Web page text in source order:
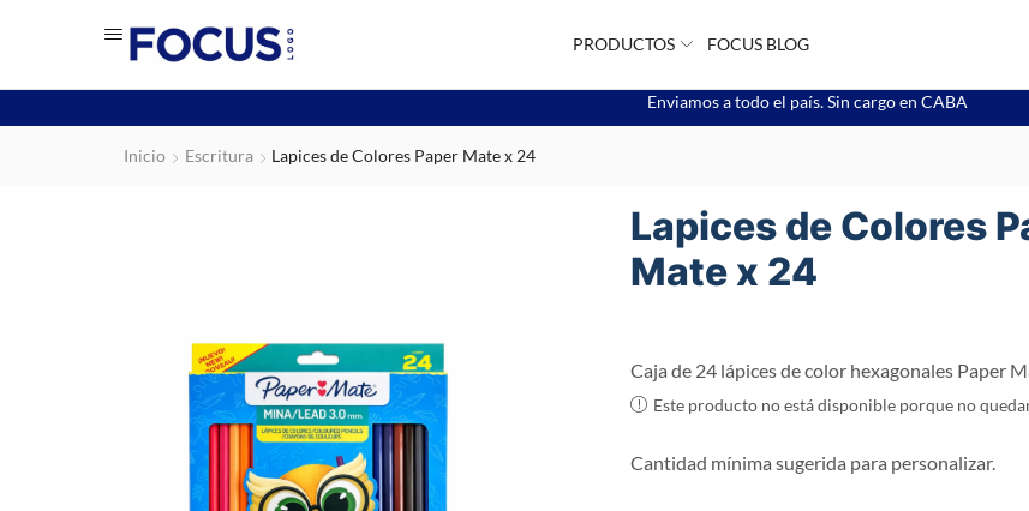
PRODUCTOS FOCUS BLOG
Enviamos a todo el país. Sin cargo en CABA
Inicio Escritura Lapices de Colores Paper Mate x 24
Lapices de Colores
Mate x 24
Caja de 24 lápices de color hexagonales Paper
Este producto no está disponible porque no
Cantidad mínima sugerida para personalizar.